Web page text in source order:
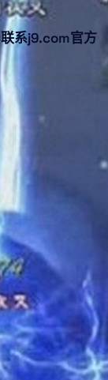
联系j9.com官方